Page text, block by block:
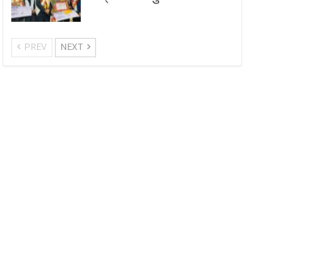
PREV NEXT